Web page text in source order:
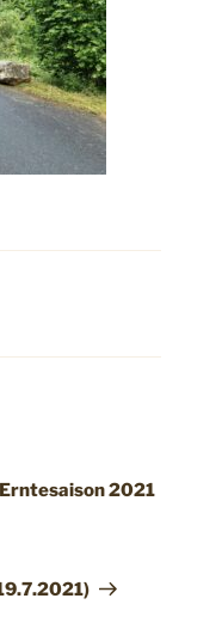
2021